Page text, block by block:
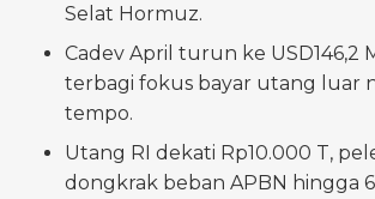
Selat Hormuz.
Cadev April turun ke USD146,2
terbagi fokus bayar utang luar
tempo.
Utang RI dekati Rp10.000 T,
dongkrak beban APBN hingga